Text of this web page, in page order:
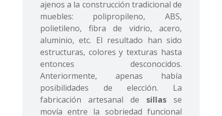
ajenos a la construcción tradicional de
muebles: polipropileno, ABS,
polietileno, fibra de vidrio, acero,
aluminio, etc. El resultado han sido
estructuras, colores y texturas hasta
entonces desconocidos.
Anteriormente, apenas había
posibilidades de elección. La
fabricación artesanal de sillas
se
movía entre la sobriedad funcional